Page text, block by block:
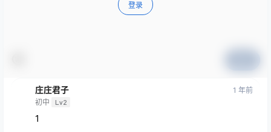
登录
庄庄君子
初中 Lv2
1 年前
1